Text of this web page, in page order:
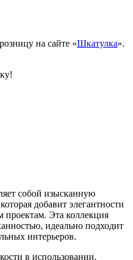
на сайте «Шкатулка».
собой изысканную
добавит элегантности
Эта коллекция
идеально подходит
интерьеров.
в использовании,